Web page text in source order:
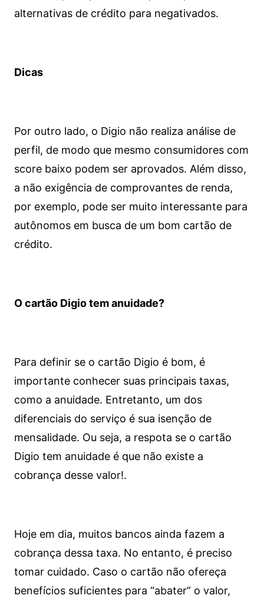
alternativas de crédito para negativados.
Dicas
Por outro lado, o Digio não realiza análise de
perfil, de modo que mesmo consumidores com
score baixo podem ser aprovados. Além disso,
a não exigência de comprovantes de renda,
por exemplo, pode ser muito interessante para
autônomos em busca de um bom cartão de
crédito.
O cartão Digio tem anuidade?
Para definir se o cartão Digio é bom, é
importante conhecer suas principais taxas,
como a anuidade. Entretanto, um dos
diferenciais do serviço é sua isenção de
mensalidade. Ou seja, a respota se o cartão
Digio tem anuidade é que não existe a
cobrança desse valor!.
Hoje em dia, muitos bancos ainda fazem a
cobrança dessa taxa. No entanto, é preciso
tomar cuidado. Caso o cartão não ofereça
benefícios suficientes para “abater” o valor,